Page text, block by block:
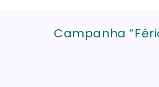
Campanha